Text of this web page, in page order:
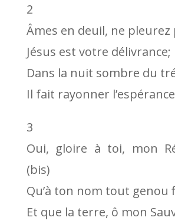
2
Âmes en deuil, ne pleurez
Jésus est votre délivrance;
Dans la nuit sombre du
Il fait rayonner
3
Oui, gloire à toi, mon
(bis)
Qu’à ton nom tout genou
Et que la terre, ô mon